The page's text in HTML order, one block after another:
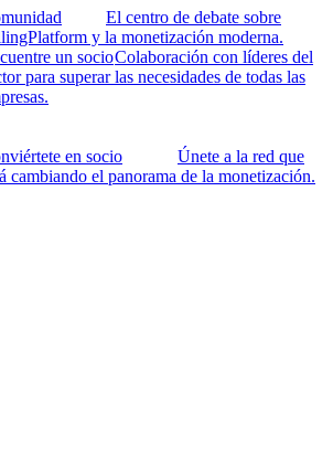
El centro de debate sobre
y la monetización moderna.
un socioColaboración con líderes del
para superar las necesidades de todas las
en socio
Únete a la red que
cambiando el panorama de la monetización.